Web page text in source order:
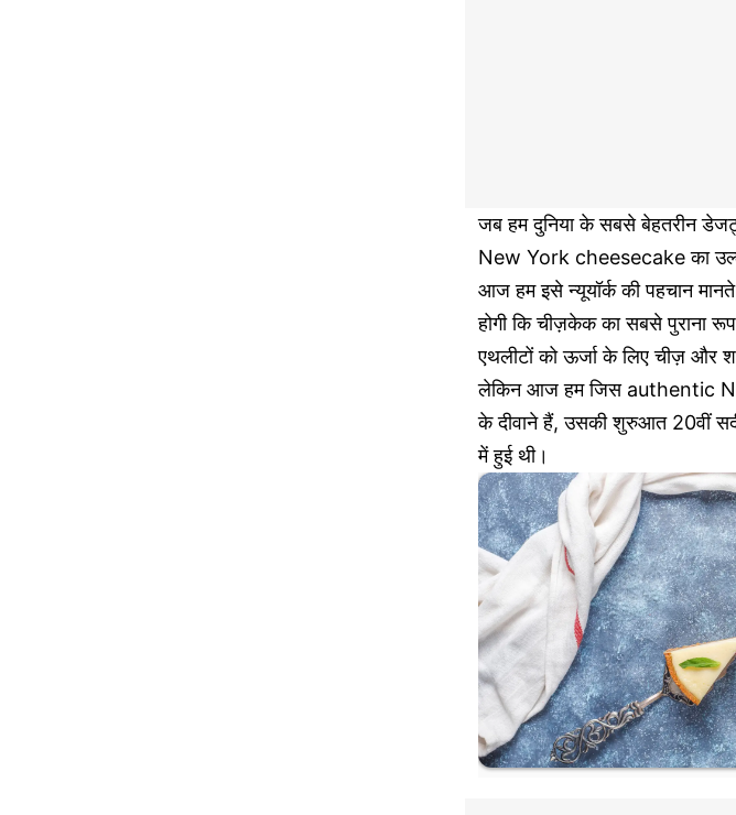
जब हम दुनिया के सबसे बेहतरीन
New York cheesecake का
आज हम इसे न्यूयॉर्क की पहचान
होगी कि चीज़केक का सबसे पुराना रूप
एथलीटों को ऊर्जा के लिए चीज़ और
लेकिन आज हम जिस authentic
के दीवाने हैं, उसकी शुरुआत 20वीं
में हुई थी।